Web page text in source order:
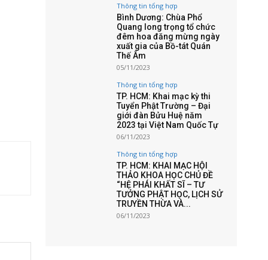
Thông tin tổng hợp
Bình Dương: Chùa Phổ
Quang long trọng tổ chức
đêm hoa đăng mừng ngày
xuất gia của Bồ-tát Quán
Thế Âm
05/11/2023
Thông tin tổng hợp
TP. HCM: Khai mạc kỳ thi
Tuyển Phật Trường – Đại
giới đàn Bửu Huệ năm
2023 tại Việt Nam Quốc Tự
06/11/2023
Thông tin tổng hợp
TP. HCM: KHAI MẠC HỘI
THẢO KHOA HỌC CHỦ ĐỀ
“HỆ PHÁI KHẤT SĨ – TƯ
TƯỞNG PHẬT HỌC, LỊCH SỬ
TRUYỀN THỪA VÀ...
06/11/2023